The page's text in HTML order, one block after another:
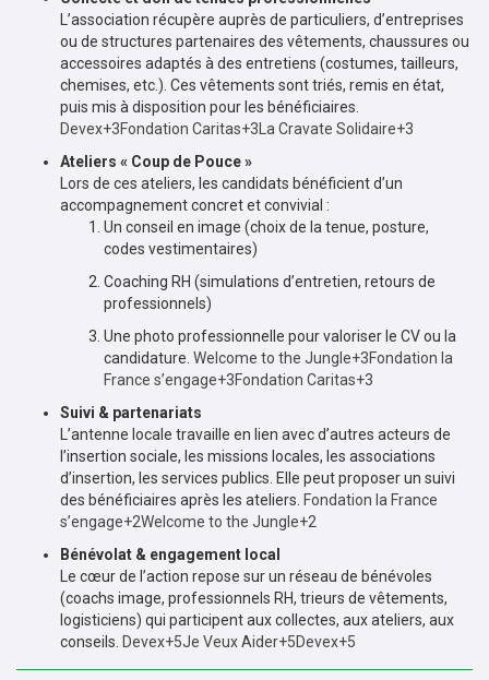
L’association récupère auprès de particuliers, d’entreprises
ou de structures partenaires des vêtements, chaussures ou
accessoires adaptés à des entretiens (costumes, tailleurs,
chemises, etc.). Ces vêtements sont triés, remis en état,
puis mis à disposition pour les bénéficiaires.
Devex+3Fondation Caritas+3La Cravate Solidaire+3
Ateliers « Coup de Pouce »
Lors de ces ateliers, les candidats bénéficient d’un
accompagnement concret et convivial :
Un conseil en image (choix de la tenue, posture,
codes vestimentaires)
Coaching RH (simulations d’entretien, retours de
professionnels)
Une photo professionnelle pour valoriser le CV ou la
candidature. Welcome to the Jungle+3Fondation la
France s’engage+3Fondation Caritas+3
Suivi & partenariats
L’antenne locale travaille en lien avec d’autres acteurs de
l’insertion sociale, les missions locales, les associations
d’insertion, les services publics. Elle peut proposer un suivi
des bénéficiaires après les ateliers. Fondation la France
s’engage+2Welcome to the Jungle+2
Bénévolat & engagement local
Le cœur de l’action repose sur un réseau de bénévoles
(coachs image, professionnels RH, trieurs de vêtements,
logisticiens) qui participent aux collectes, aux ateliers, aux
conseils. Devex+5Je Veux Aider+5Devex+5